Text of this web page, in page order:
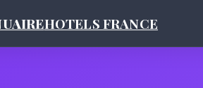
HOTELS FRANCE